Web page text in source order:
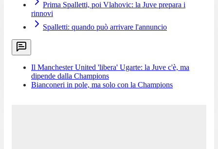
Prima Spalletti, poi Vlahovic: la Juve prepara i
rinnovi
Spalletti: quando può arrivare l'annuncio
Il Manchester United 'libera' Ugarte: la Juve c'è, ma
dipende dalla Champions
Bianconeri in pole, ma solo con la Champions